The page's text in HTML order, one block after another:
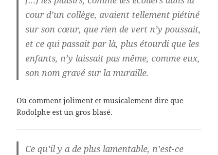
cour d’un collège, avaient tellement piétiné
sur son cœur, que rien de vert n’y poussait,
et ce qui passait par là, plus étourdi que les
enfants, n’y laissait pas même, comme eux,
son nom gravé sur la muraille.
Où comment joliment et musicalement dire que
Rodolphe est un gros blasé.
Ce qu’il y a de plus lamentable, n’est-ce